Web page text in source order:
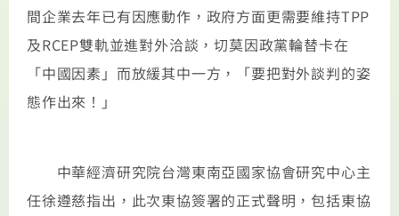
間企業去年已有因應動作，政府方面更需要維持TPP
及RCEP雙軌並進對外洽談，切莫因政黨輪替卡在
「中國因素」而放緩其中一方，「要把對外談判的姿
態作出來！」
中華經濟研究院台灣東南亞國家協會研究中心主
任徐遵慈指出，此次東協簽署的正式聲明，包括東協